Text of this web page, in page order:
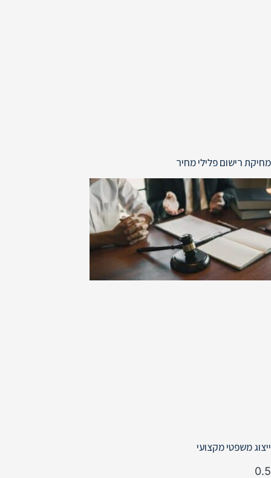
מחיקת רישום פלילי מחיר
ייצוג משפטי מקצועי